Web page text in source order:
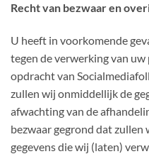
Recht van bezwaar en
U heeft in voorkomende
tegen de verwerking van
opdracht van
zullen wij onmiddellijk de
afwachting van de
bezwaar gegrond dat
gegevens die wij (laten)